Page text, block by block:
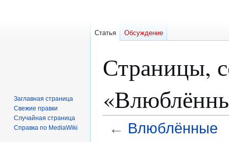
Страницы,
← Влюблённые
Статья Обсуждение
Заглавная страница
Свежие правки
Случайная страница
Справка по MediaWiki